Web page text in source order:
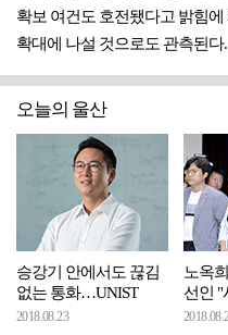
확보 여건도 호전됐다고 밝힘
확대에 나설 것으로도 관측된다.
오늘의 울산
승강기 안에서도 끊김
없는 통화…UNIST
2018.08.23
노옥
선인 "